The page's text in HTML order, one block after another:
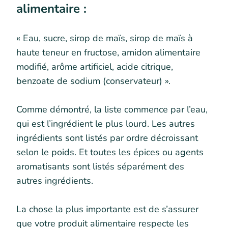
alimentaire :
« Eau, sucre, sirop de maïs, sirop de maïs à
haute teneur en fructose, amidon alimentaire
modifié, arôme artificiel, acide citrique,
benzoate de sodium (conservateur) ».
Comme démontré, la liste commence par l’eau,
qui est l’ingrédient le plus lourd. Les autres
ingrédients sont listés par ordre décroissant
selon le poids. Et toutes les épices ou agents
aromatisants sont listés séparément des
autres ingrédients.
La chose la plus importante est de s’assurer
que votre produit alimentaire respecte les